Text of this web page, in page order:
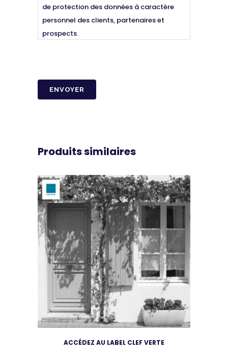
de protection des données à caractère
personnel des clients, partenaires et
prospects.
Produits similaires
ACCÉDEZ AU LABEL CLEF VERTE